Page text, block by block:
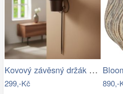
Kovový závěsný držák na květináč
299,-Kč 890,-